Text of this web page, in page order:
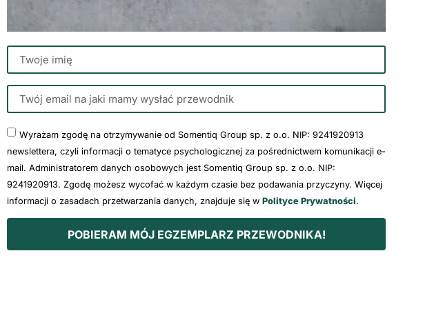
Wyrażam zgodę na otrzymywanie od Somentiq Group sp. z o.o. NIP: 9241920913
newslettera, czyli informacji o tematyce psychologicznej za pośrednictwem komunikacji e-
mail. Administratorem danych osobowych jest Somentiq Group sp. z o.o. NIP:
9241920913. Zgodę możesz wycofać w każdym czasie bez podawania przyczyny. Więcej
informacji o zasadach przetwarzania danych, znajduje się w Polityce Prywatności.
POBIERAM MÓJ EGZEMPLARZ PRZEWODNIKA!